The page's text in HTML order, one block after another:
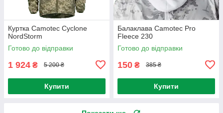
Куртка Camotec Cyclone
NordStorm
Готово до відправки
1 924 ₴ 5 200 ₴
Купити
Балаклава Camotec Pro
Fleece 230
Готово до відправки
150 ₴ 385 ₴
Купити